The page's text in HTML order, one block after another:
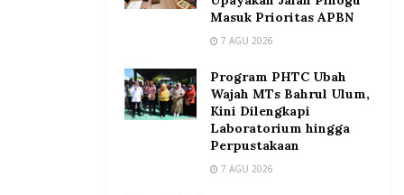
Masuk Prioritas APBN
7 AGU 2026
Program PHTC Ubah
Wajah MTs Bahrul Ulum,
Kini Dilengkapi
Laboratorium hingga
Perpustakaan
7 AGU 2026